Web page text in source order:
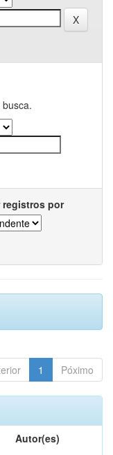
registros por
1 Póximo
Autor(es)